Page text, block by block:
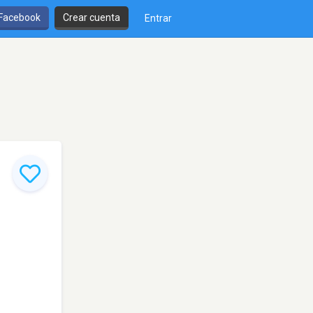
Crear cuenta Entrar